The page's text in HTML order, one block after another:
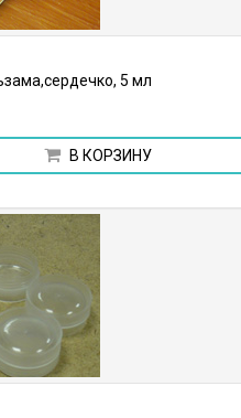
5 мл
В КОРЗИНУ